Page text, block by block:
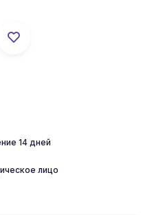
14 дней
лицо